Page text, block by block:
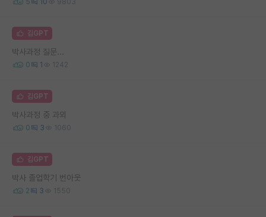
김GPT
박사과정 질문...
0 1 1242
김GPT
박사과정 중 과외
0 3 1060
김GPT
박사 졸업학기 번아웃
2 3 1550